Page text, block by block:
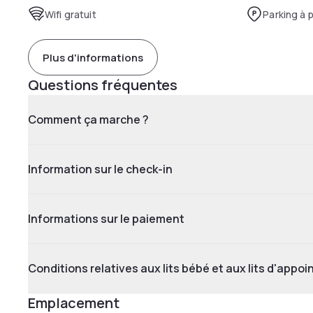
Wifi gratuit Parking à
Plus d'informations
Questions fréquentes
Comment ça marche ?
Information sur le check-in
Informations sur le paiement
Conditions relatives aux lits bébé et aux lits
Emplacement